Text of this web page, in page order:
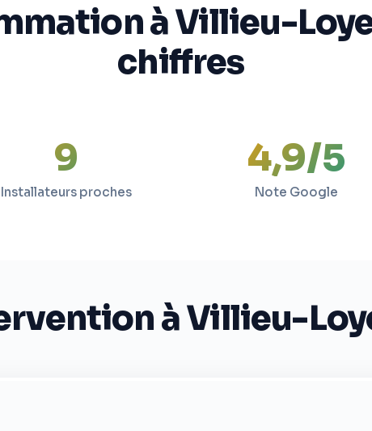
à Villieu-
chiffres
9
Installateurs proches
4,9/5
Note Google
à Villieu-